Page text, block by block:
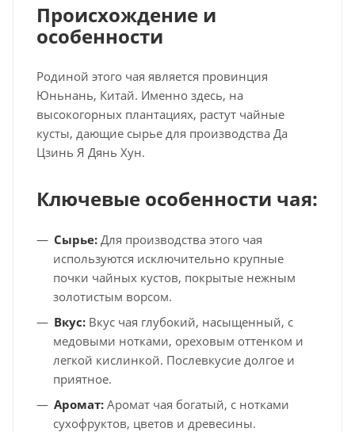
Происхождение и
особенности
Родиной этого чая является провинция
Юньнань, Китай. Именно здесь, на
высокогорных плантациях, растут чайные
кусты, дающие сырье для производства Да
Цзинь Я Дянь Хун.
Ключевые особенности чая:
Сырье: Для производства этого чая
используются исключительно крупные
почки чайных кустов, покрытые нежным
золотистым ворсом.
Вкус: Вкус чая глубокий, насыщенный, с
медовыми нотками, ореховым оттенком и
легкой кислинкой. Послевкусие долгое и
приятное.
Аромат: Аромат чая богатый, с нотками
сухофруктов, цветов и древесины.